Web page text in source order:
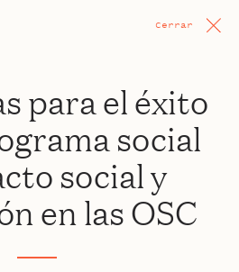
Cerrar
para el éxito
social
social y
en las OSC